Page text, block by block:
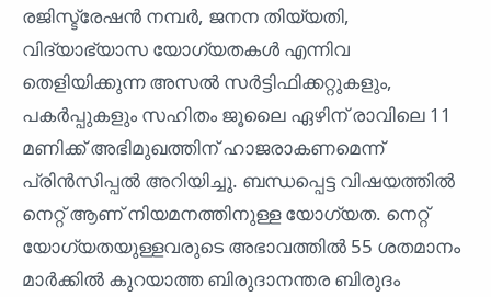
രജിസ്ട്രേഷന്‍ നമ്പർ, ജനന തിയ്യതി,
വിദ്യാഭ്യാസ യോഗ്യതകള്‍ എന്നിവ
തെളിയിക്കുന്ന അസൽ സര്‍ട്ടിഫിക്കറ്റുകളും,
പകര്‍പ്പുകളും സഹിതം ജൂലൈ ഏഴിന് രാവിലെ 11
മണിക്ക്‌ അഭിമുഖത്തിന്‌ ഹാജരാകണമെന്ന്
പ്രിൻസിപ്പൽ അറിയിച്ചു. ബന്ധപ്പെട്ട വിഷയത്തില്‍
നെറ്റ്‌ ആണ്‌ നിയമനത്തിനുള്ള യോഗ്യത. നെറ്റ്‌
യോഗ്യതയുള്ളവരുടെ അഭാവത്തില്‍ 55 ശതമാനം
മാർക്കിൽ കുറയാത്ത ബിരുദാനന്തര ബിരുദം